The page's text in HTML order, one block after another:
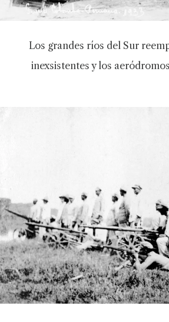
Los grandes ríos del Sur
inexsistentes y los